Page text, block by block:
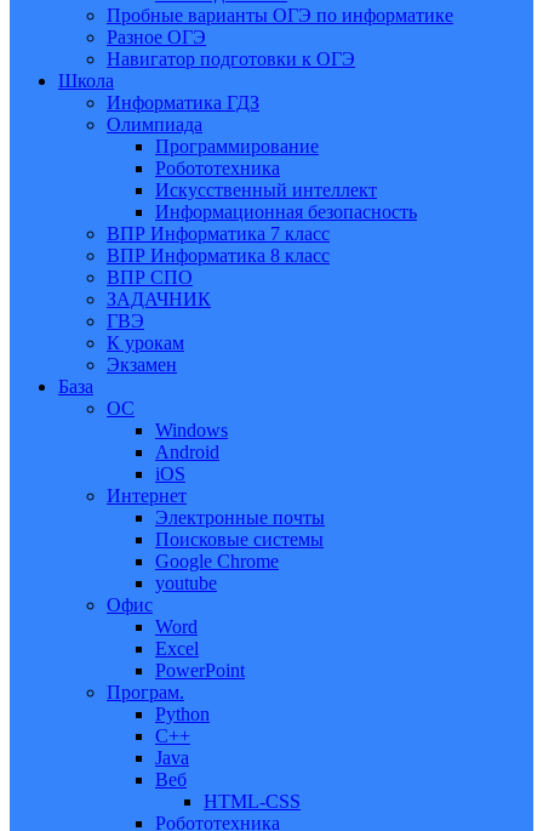
Пробные варианты ОГЭ по информатике
Разное ОГЭ
Навигатор подготовки к ОГЭ
Школа
Информатика ГДЗ
Олимпиада
Программирование
Робототехника
Искусственный интеллект
Информационная безопасность
ВПР Информатика 7 класс
ВПР Информатика 8 класс
ВПР СПО
ЗАДАЧНИК
ГВЭ
К урокам
Экзамен
База
ОС
Windows
Android
iOS
Интернет
Электронные почты
Поисковые системы
Google Chrome
youtube
Офис
Word
Excel
PowerPoint
Програм.
Python
C++
Java
Веб
HTML-CSS
Робототехника